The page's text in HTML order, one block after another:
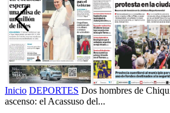
Inicio DEPORTES Dos hombres de
ascenso: el Acassuso del...